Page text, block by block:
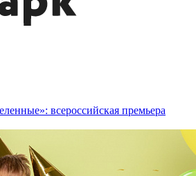
всероссийская премьера